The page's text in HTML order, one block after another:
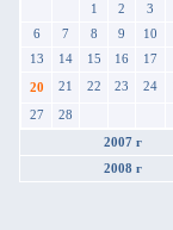
1
2 3
6
7 8 9 10
13
14 15 16 17
20 21 22 23 24
27 28
2007 г
2008 г